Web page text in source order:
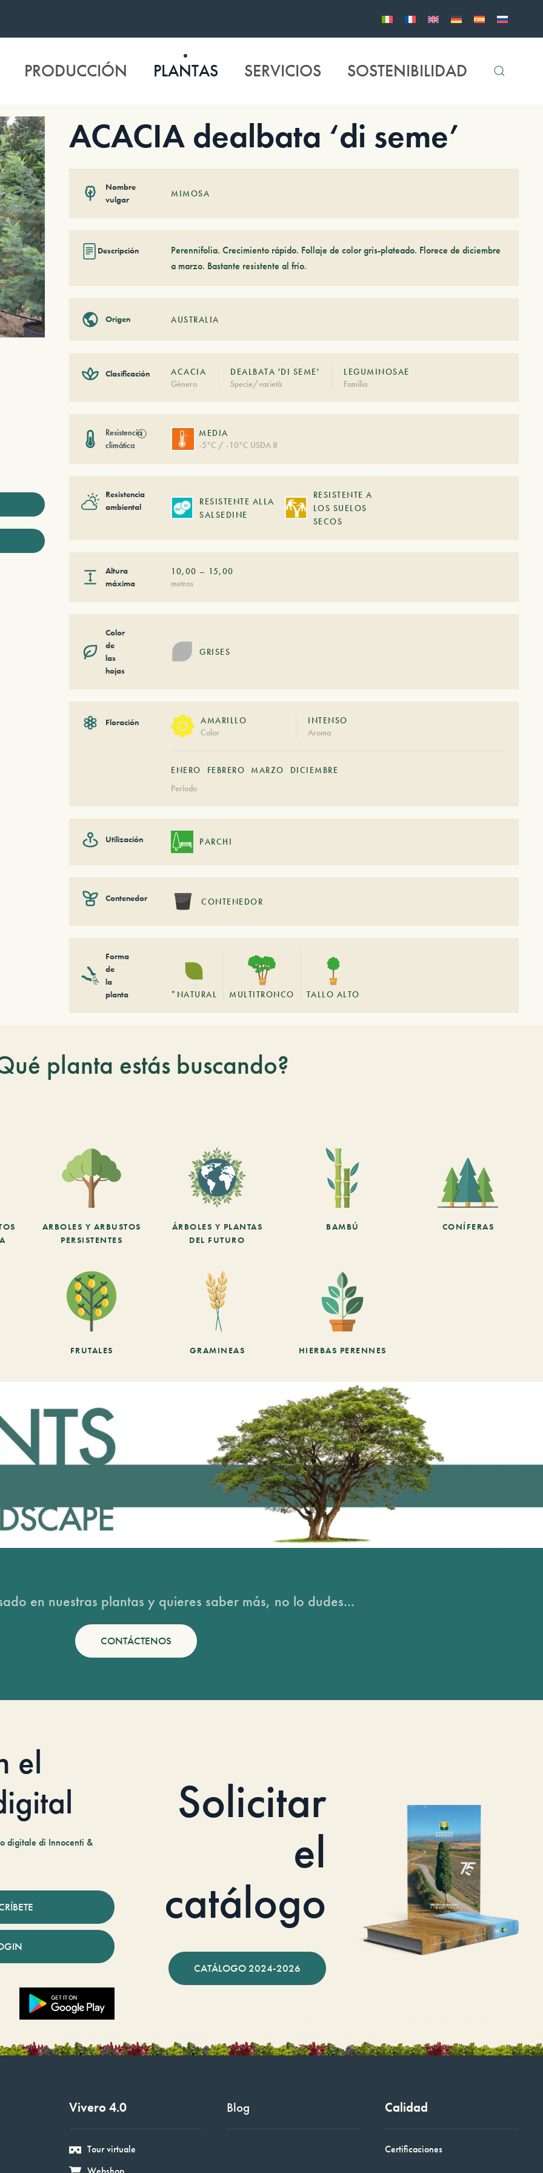
PRODUCCIÓN PLANTAS SERVICIOS SOSTENIBILIDAD
ACACIA dealbata ‘di seme’
Nombre
vulgar
MIMOSA
Descripción
Perennifolia. Crecimiento rápido. Follaje de color gris-plateado. Florece de diciembre
a marzo. Bastante resistente al frío.
Origen AUSTRALIA
Clasificación
ACACIA
Género
DEALBATA 'DI SEME'
Specie/varietà
LEGUMINOSAE
Familia
Resistencia
climática
ⓘ
MEDIA
-5°C / -10°C USDA 8
Resistencia
ambiental
RESISTENTE ALLA
SALSEDINE
RESISTENTE A
LOS SUELOS
SECOS
Altura
máxima
10,00 – 15,00
metros
Color
de
las
hojas
GRISES
Floración
AMARILLO
Color
INTENSO
Aroma
ENERO FEBRERO MARZO
DICIEMBRE
Período
Utilización PARCHI
Contenedor CONTENEDOR
Forma
de
la
planta
*NATURAL MULTITRONCO TALLO ALTO
planta estás buscando?
ARBOLES Y ARBUSTOS
PERSISTENTES
ÁRBOLES Y PLANTAS
DEL FUTURO
BAMBÚ CONÍFERAS
FRUTALES GRAMINEAS HIERBAS PERENNES
en nuestras plantas y quieres saber más, no lo dudes...
CONTÁCTENOS
el
digitale di Innocenti &
Solicitar
el
catálogo
CATÁLOGO 2024-2026
Vivero 4.0
Tour virtuale
Blog Calidad
Certificaciones